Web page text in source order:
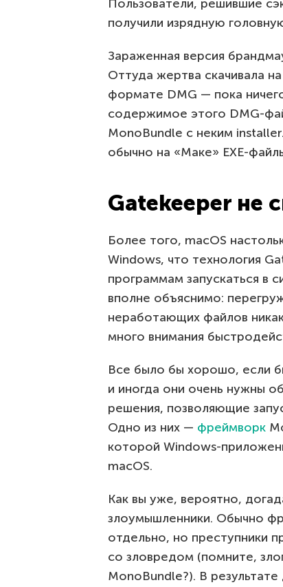
Пользователи, решившие
получили изрядную
Зараженная версия
Оттуда жертва скачивала
формате DMG — пока
содержимое этого DMG-
MonoBundle с неким
обычно на «Маке» EXE-
Gatekeeper не
Более того, macOS
Windows, что технология
программам запускаться в
вполне объяснимо:
неработающих файлов
много внимания
Все было бы хорошо, если
и иногда они очень нужны
решения, позволяющие
Одно из них — фреймворк
которой Windows-
macOS.
Как вы уже, вероятно,
злоумышленники. Обычно
отдельно, но преступники
со зловредом (помните,
MonoBundle?). В